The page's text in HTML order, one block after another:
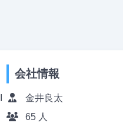
会社情報
金井良太
65 人